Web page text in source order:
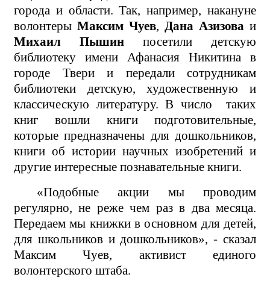
города и области. Так, например, накануне
волонтеры Максим Чуев, Дана Азизова и
Михаил Пышин посетили детскую
библиотеку имени Афанасия Никитина в
городе Твери и передали сотрудникам
библиотеки детскую, художественную и
классическую литературу. В число
таких
книг вошли книги подготовительные,
которые предназначены для дошкольников,
книги об истории научных изобретений и
другие интересные познавательные книги.
«Подобные акции мы проводим
регулярно, не реже чем раз в два месяца.
Передаем мы книжки в основном для детей,
для школьников и дошкольников», - сказал
Максим Чуев, активист единого
волонтерского штаба.